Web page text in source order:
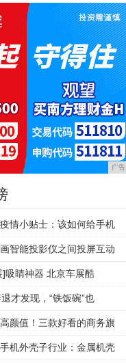
广告
情小贴士：该如何给手机
智能投影仪之间投屏互动
]吸睛神器 北京车展酷
才发现，“铁饭碗”也
颜值！三款好看的商务旗
机外壳子行业：金属机壳